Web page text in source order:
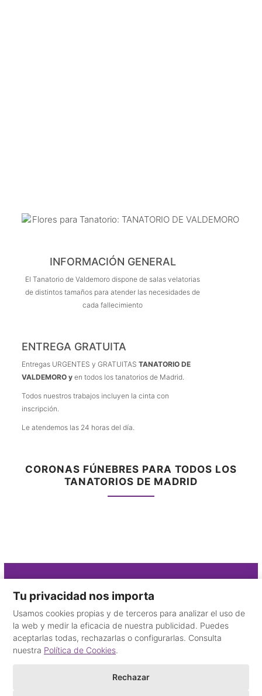
INFORMACIÓN GENERAL
El Tanatorio de Valdemoro dispone de salas velatorias
de distintos tamaños para atender las necesidades de
cada fallecimiento
ENTREGA GRATUITA
Entregas URGENTES y GRATUITAS TANATORIO DE
VALDEMORO y en todos los tanatorios de Madrid.
Todos nuestros trabajos incluyen la cinta con
inscripción.
Le atendemos las 24 horas del día.
CORONAS FÚNEBRES PARA TODOS LOS
TANATORIOS DE MADRID
Contacto
910 325 115
+34 665 59 35 78
Desde el extranjero
Tu privacidad nos importa
Usamos cookies propias y de terceros para analizar el uso de
la web y medir la eficacia de nuestra publicidad. Puedes
aceptarlas todas, rechazarlas o configurarlas. Consulta
nuestra Política de Cookies.
Rechazar